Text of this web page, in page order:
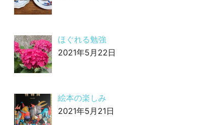
ほぐれる勉強
2021年5月22日
絵本の楽しみ
2021年5月21日